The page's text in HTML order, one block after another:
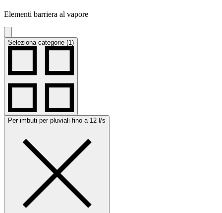
Elementi barriera al vapore
Seleziona categorie (1)
Per imbuti per pluviali fino a 12 l/s